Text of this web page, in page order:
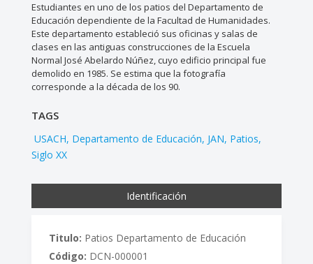
Estudiantes en uno de los patios del Departamento de
Educación dependiente de la Facultad de Humanidades.
Este departamento estableció sus oficinas y salas de
clases en las antiguas construcciones de la Escuela
Normal José Abelardo Núñez, cuyo edificio principal fue
demolido en 1985. Se estima que la fotografía
corresponde a la década de los 90.
TAGS
USACH Departamento de Educación JAN Patios
Siglo XX
Identificación
Titulo: Patios Departamento de Educación
Código: DCN-000001